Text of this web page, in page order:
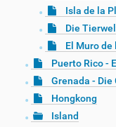
Isla de la
Die
El Muro
Puerto Rico -
Grenada - Die
Hongkong
Island